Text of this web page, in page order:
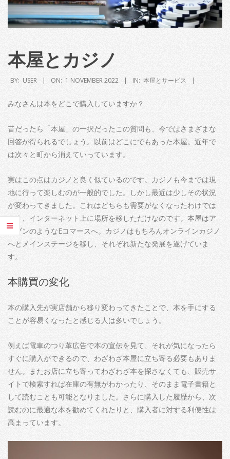
本屋とカジノ
BY: USER ON: 1 NOVEMBER 2022 IN: 本屋とサービス
みなさんは本をどこで購入していますか？
昔だったら「本屋」の一択だったこの質問も、今ではさまざまな
回答が得られるでしょう。以前はどこにでもあった本屋。近年で
は次々と町から消えていっています。
実はこの点はカジノと良く似ているのです。カジノも今までは現
地に行って楽しむのが一般的でした。しかし最近は少しその状況
が変わってきました。これはどちらも需要がなくなったわけでは
なく、インターネット上に場所を移しただけなのです。本屋はア
マゾンのようなEコマースへ。カジノはもちろんオンラインカジノ
へとメインステージを移し、それぞれ新たな発展を遂げていま
す。
本購買の変化
本の購入先が実店舗から移り変わってきたことで、本を手にする
ことが容易くなったと感じる人は多いでしょう。
例えば電車のつり革広告で本の宣伝を見て、それが気になったら
すぐに購入ができるので、わざわざ本屋に立ち寄る必要もありま
せん。またお店に立ち寄ってわざわざ本を探さなくても、販売サ
イトで検索すれば在庫の有無がわかったり、そのまま電子書籍と
して読むことも可能となりました。さらに購入した履歴から、次
読むのに最適な本を勧めてくれたりと、購入者に対する利便性は
高まっています。